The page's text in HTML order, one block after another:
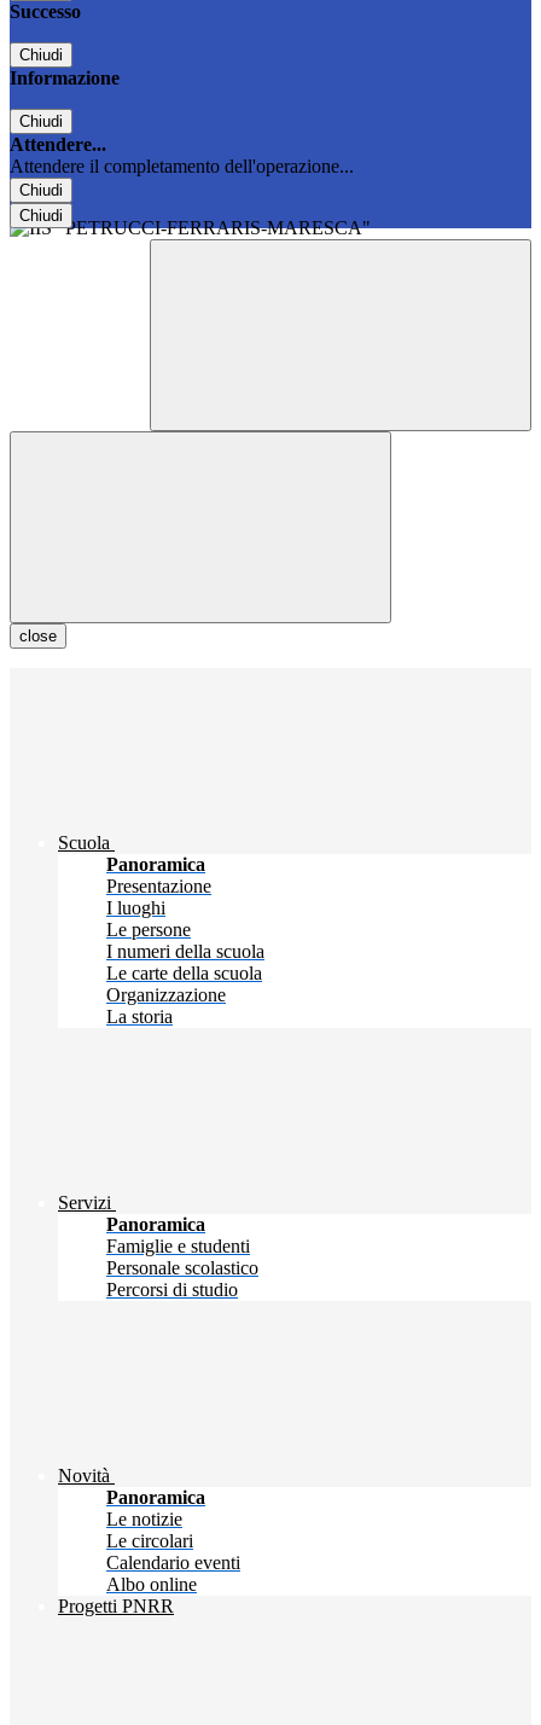
Successo
Chiudi
Informazione
Chiudi
Attendere...
Attendere il completamento dell'operazione...
Chiudi
Chiudi
close
Scuola
Panoramica
Presentazione
I luoghi
Le persone
I numeri della scuola
Le carte della scuola
Organizzazione
La storia
Servizi
Panoramica
Famiglie e studenti
Personale scolastico
Percorsi di studio
Novità
Panoramica
Le notizie
Le circolari
Calendario eventi
Albo online
Progetti PNRR